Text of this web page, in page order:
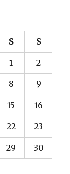
S S
1 2
8 9
15 16
22 23
29 30